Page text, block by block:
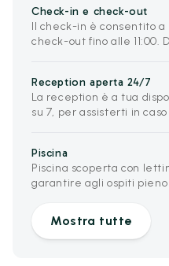
Check-in e check-out
Il check-in è consentito a
check-out fino alle 11:00.
Reception aperta 24/7
La reception è a tua
su 7, per assisterti in
Piscina
Piscina scoperta con
garantire agli ospiti
Mostra tutte